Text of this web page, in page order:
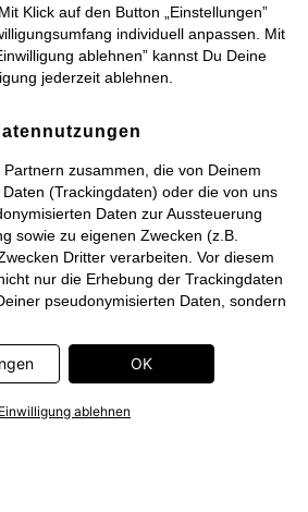
Français
Klick auf den Button „Einstellungen”
individuell anpassen. Mit
ablehnen” kannst Du Deine
jederzeit ablehnen.
zusammen, die von Deinem
(Trackingdaten) oder die von uns
Daten zur Aussteuerung
sowie zu eigenen Zwecken (z.B.
Dritter verarbeiten. Vor diesem
nur die Erhebung der Trackingdaten
pseudonymisierten Daten, sondern
werden erst dann erhoben bzw.
Daten erst dann übermittelt, wenn Du
auf bonprix.de wiedergebenden Button
handelt es sich um die folgenden
OK
Einwilligung ablehnen